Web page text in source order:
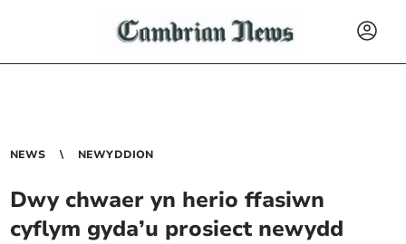
NEWS NEWYDDION
Dwy chwaer yn herio ffasiwn
cyflym gyda’u prosiect newydd